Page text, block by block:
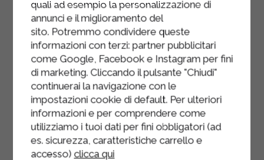
Remplissez les coquilles avec la
préparation et placez-les côte à côte
dans un plat à four huilé jusqu'à ce
qu'elles soient pleines.
Ajoutez les champignons réservés à
la béchamel restante et nappez-en
les coquilles. Parsemez du reste de
fromage râpé et faites gratiner
environ 10 minutes, jusqu'à ce
quali ad esempio la personalizzazione di
annunci e il miglioramento del
sito. Potremmo condividere queste
informazioni con terzi: partner pubblicitari
come Google, Facebook e Instagram per fini
di marketing. Cliccando il pulsante "Chiudi"
continuerai la navigazione con le
impostazioni cookie di default. Per ulteriori
informazioni e per comprendere come
utilizziamo i tuoi dati per fini obbligatori (ad
es. sicurezza, caratteristiche carrello e
accesso) clicca qui